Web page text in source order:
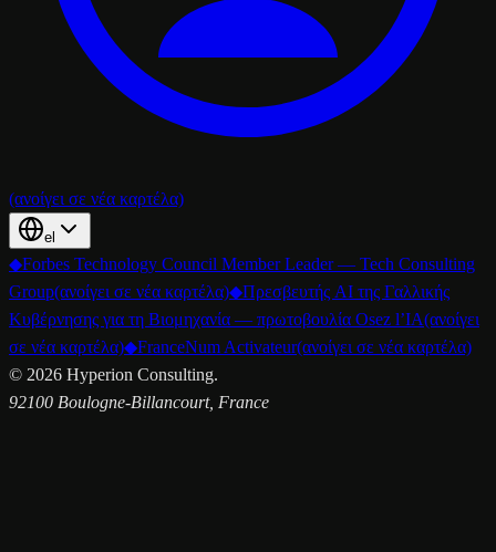
(ανοίγει σε νέα καρτέλα)
el
◆Forbes Technology Council Member Leader — Tech Consulting
Group(ανοίγει σε νέα καρτέλα)◆Πρεσβευτής AI της Γαλλικής
Κυβέρνησης για τη Βιομηχανία — πρωτοβουλία Osez l’IA(ανοίγει
σε νέα καρτέλα)◆FranceNum Activateur(ανοίγει σε νέα καρτέλα)
© 2026 Hyperion Consulting.
92100 Boulogne-Billancourt, France